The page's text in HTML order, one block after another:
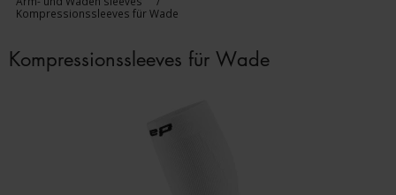
Kompressionssleeves für Wade
Kompressionssleeves für Wade